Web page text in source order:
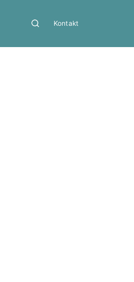
Kontakt